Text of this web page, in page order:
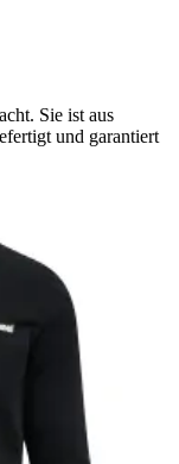
Sie ist aus
und garantiert